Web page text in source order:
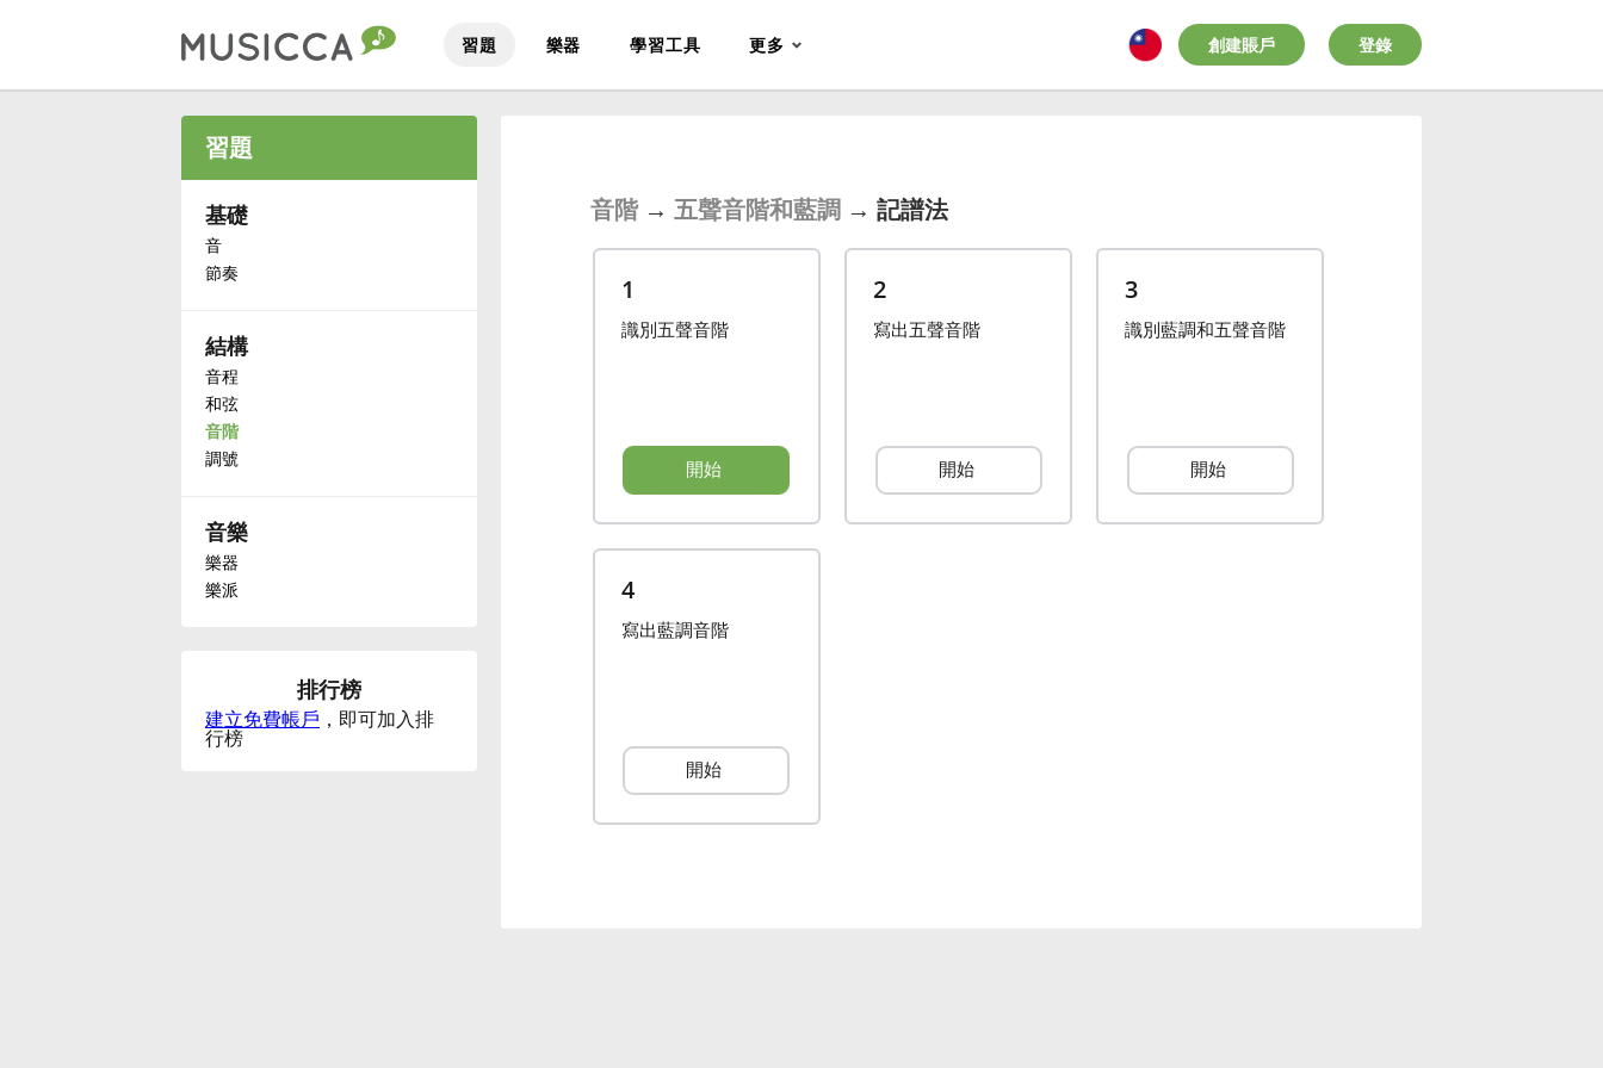
習題 樂器 學習工具 更多
Deutsch
हिन्दी
創建賬戶 登錄
習題
基礎
音
節奏
結構
音程
和弦
音階
調號
音樂
樂器
樂派
排行榜
建立免費帳戶 ，即可加入排
行榜
音階→ 五聲音階和藍調→ 記譜法
1
識別五聲音階
開始
2
寫出五聲音階
開始
3
識別藍調和五聲音階
開始
4
寫出藍調音階
開始